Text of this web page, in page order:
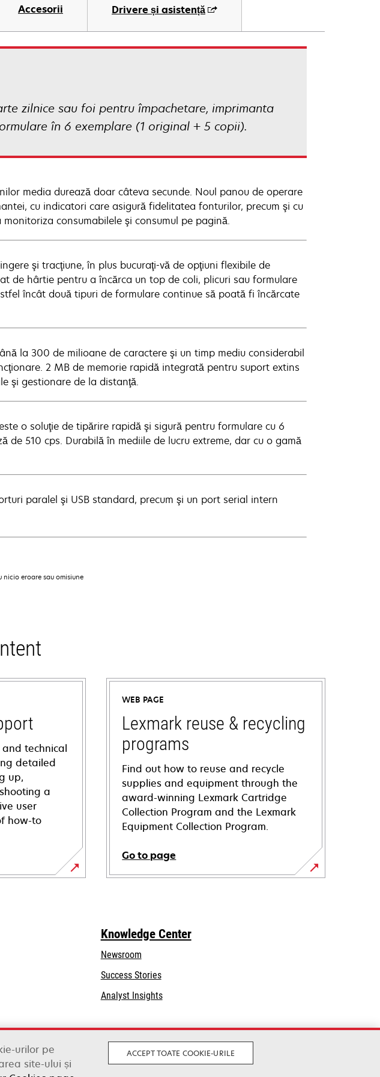
Accesorii Drivere și asistență
zilnice sau foi pentru împachetare, imprimanta
în 6 exemplare (1 original + 5 copii).
media durează doar câteva secunde. Noul panou de operare
cu indicatori care asigură fidelitatea fonturilor, precum şi cu
consumabilele şi consumul pe pagină.
şi tracţiune, în plus bucuraţi-vă de opţiuni flexibile de
de hârtie pentru a încărca un top de coli, plicuri sau formulare
încât două tipuri de formulare continue să poată fi încărcate
la 300 de milioane de caractere şi un timp mediu considerabil
2 MB de memorie rapidă integrată pentru suport extins
şi gestionare de la distanţă.
o soluţie de tipărire rapidă şi sigură pentru formulare cu 6
de 510 cps. Durabilă în mediile de lucru extreme, dar cu o gamă
paralel şi USB standard, precum şi un port serial intern
eroare sau omisiune
technical
detailed
up,
a
user
how-to
WEB PAGE
Lexmark reuse & recycling
programs
Find out how to reuse and recycle
supplies and equipment through the
award-winning Lexmark Cartridge
Collection Program and the Lexmark
Equipment Collection Program.
Go to page
Knowledge Center
Newsroom
Success Stories
Analyst Insights
urilor pe
site-ului și
ACCEPT TOATE COOKIE-URILE